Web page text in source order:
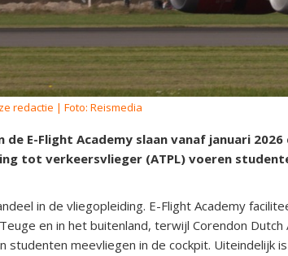
redactie | Foto: Reismedia
de E-Flight Academy slaan vanaf januari 2026
tot verkeersvlieger (ATPL) voeren
in de vliegopleiding. E-Flight Academy
en in het buitenland, terwijl Corendon Dutch
studenten meevliegen in de cockpit. Uiteindelijk